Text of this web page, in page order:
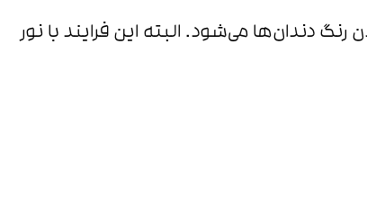
دندان‌ها می‌شود. البته این فرایند با نور